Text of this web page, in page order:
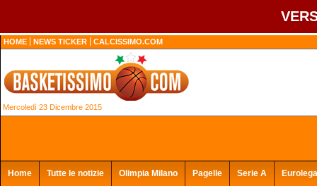
HOME NEWS TICKER CALCISSIMO.COM
Mercoledì 23 Dicembre 2015
Home Tutte le notizie Olimpia Milano Pagelle Serie A Eurolega